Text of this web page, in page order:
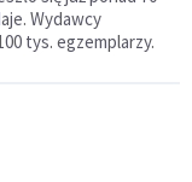
Wydawcy
tys. egzemplarzy.